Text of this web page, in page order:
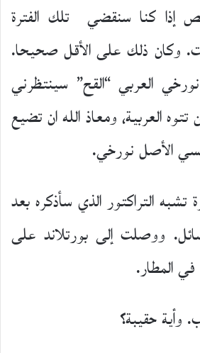
إذا كنا سنقضي تلك الفترة
وكان ذلك على الأقل صحيحا.
العربي “القح” سينتظرني
العربية، ومعاذ الله ان تضيع
الأصل نورخي.
التراكتور الذي سأذكره بعد
ووصلت إلى بورتلاند على
المطار.
وأية حقيبة؟